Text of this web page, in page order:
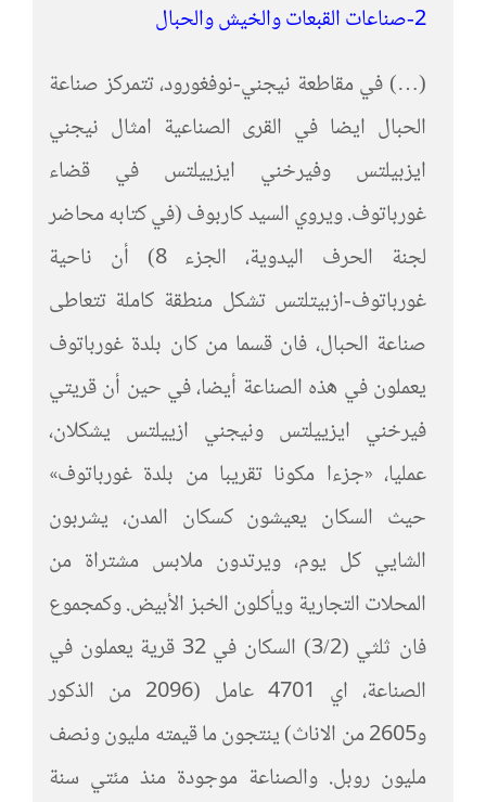
2-صناعات القبعات والخيش والحبال
(…) في مقاطعة نيجني-نوفغورود، تتمركز صناعة
الحبال ايضا في القرى الصناعية امثال نيجني
ايزبيلتس وفيرخني ايزييلتس في قضاء
غورباتوف. ويروي السيد كاربوف (في كتابه محاضر
لجنة الحرف اليدوية، الجزء 8) أن ناحية
غورباتوف-ازبيتلتس تشكل منطقة كاملة تتعاطى
صناعة الحبال، فان قسما من كان بلدة غورباتوف
يعملون في هذه الصناعة أيضا، في حين أن قريتي
فيرخني ايزييلتس ونيجني ازييلتس يشكلان،
عمليا، «جزءا مكونا تقريبا من بلدة غورباتوف»
حيث السكان يعيشون كسكان المدن، يشربون
الشايي كل يوم، ويرتدون ملابس مشتراة من
المحلات التجارية ويأكلون الخبز الأبيض. وكمجموع
فان ثلثي (3/2) السكان في 32 قرية يعملون في
الصناعة، اي 4701 عامل (2096 من الذكور
و2605 من الاناث) ينتجون ما قيمته مليون ونصف
مليون روبل. والصناعة موجودة منذ مئتي سنة